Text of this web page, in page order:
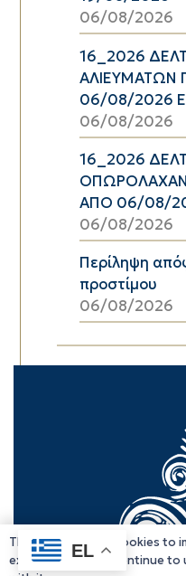
06/08/2026
16_2026
ΑΛΙΕΥΜΑΤΩΝ
06/08/2026
06/08/2026
16_2026
ΑΠΟ 06/08/
06/08/2026
Περίληψη
προστίμου
06/08/2026
EL
This website uses cookies to
experience. If you continue to